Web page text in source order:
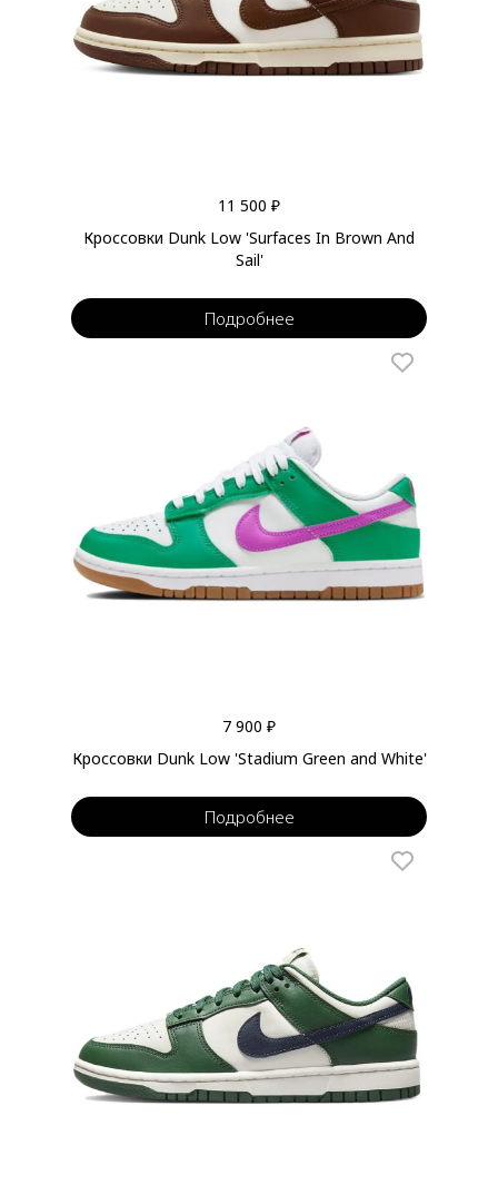
11 500 ₽
Кроссовки Dunk Low 'Surfaces In Brown And
Sail'
Подробнее
7 900 ₽
Кроссовки Dunk Low 'Stadium Green and White'
Подробнее